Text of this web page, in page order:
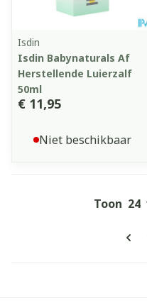
Isdin
Isdin Babynaturals Af
Herstellende Luierzalf
50ml
€ 11,95
Niet beschikbaar
Toon